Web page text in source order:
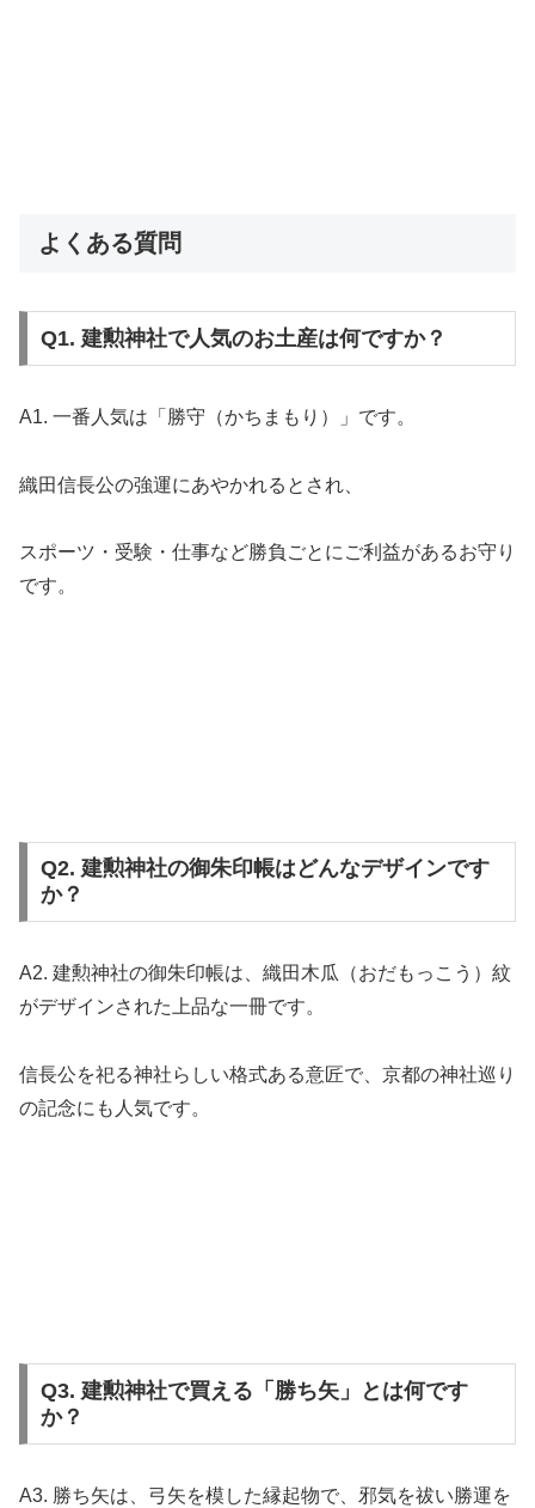
よくある質問
Q1. 建勲神社で人気のお土産は何ですか？
A1. 一番人気は「勝守（かちまもり）」です。
織田信長公の強運にあやかれるとされ、
スポーツ・受験・仕事など勝負ごとにご利益があるお守り
です。
Q2. 建勲神社の御朱印帳はどんなデザインです
か？
A2. 建勲神社の御朱印帳は、織田木瓜（おだもっこう）紋
がデザインされた上品な一冊です。
信長公を祀る神社らしい格式ある意匠で、京都の神社巡り
の記念にも人気です。
Q3. 建勲神社で買える「勝ち矢」とは何です
か？
A3. 勝ち矢は、弓矢を模した縁起物で、邪気を祓い勝運を